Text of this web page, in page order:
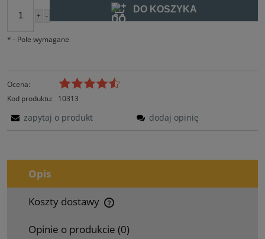
+ -
DO KOSZYKA
* - Pole wymagane
Ocena:
Kod produktu:
10313
zapytaj o produkt dodaj opinię
Opis
Koszty dostawy
Cena nie zawiera ewentualnych kosztów płatności
Opinie o produkcie (0)